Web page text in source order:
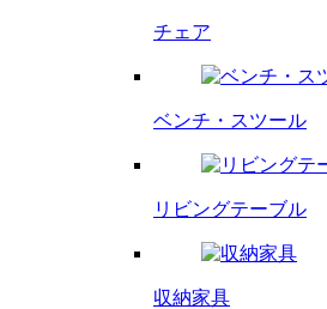
チェア
ベンチ・ スツール
リビングテーブル
収納家具